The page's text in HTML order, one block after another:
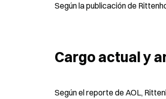
Según la publicación de
Cargo actual y
Según el reporte de AOL,